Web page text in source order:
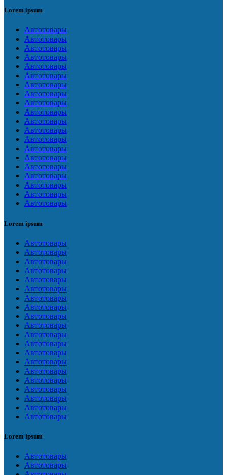
Lorem ipsum
Автотовары
Автотовары
Автотовары
Автотовары
Автотовары
Автотовары
Автотовары
Автотовары
Автотовары
Автотовары
Автотовары
Автотовары
Автотовары
Автотовары
Автотовары
Автотовары
Автотовары
Автотовары
Автотовары
Автотовары
Lorem ipsum
Автотовары
Автотовары
Автотовары
Автотовары
Автотовары
Автотовары
Автотовары
Автотовары
Автотовары
Автотовары
Автотовары
Автотовары
Автотовары
Автотовары
Автотовары
Автотовары
Автотовары
Автотовары
Автотовары
Автотовары
Lorem ipsum
Автотовары
Автотовары